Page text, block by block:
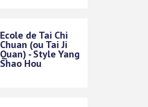
Ecole de Tai Chi
Chuan (ou Tai Ji
Quan) - Style Yang
Shao Hou